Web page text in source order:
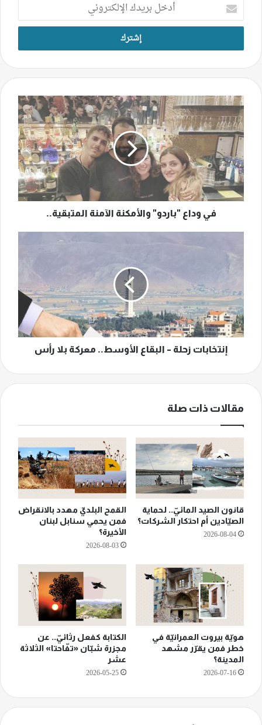
بريدك
الإلكتروني
في
وداع
"باردو"
والأمكنة
الآمنة
المتبقية..
في وداع "باردو" والأمكنة الآمنة المتبقية..
زحلة
البقاع
الأوسط..
معركة
بلا
رأس
إنتخابات زحلة – البقاع الأوسط.. معركة بلا رأس
مقالات ذات صلة
قانون الصيد المائيّ.. لحماية
الصيّادين أم احتكار الشركات؟
2026-08-04
القمح البلديّ مهدد بالانقراض
فمن يحمي سنابل لبنان
الأخيرة؟
2026-08-03
هويّة بيروت العمرانيّة في
خطر فمن يقرّر مشهد
المدينة؟
2026-07-16
الكتابة كفعل رثائيّ.. عن
مجزرة شبّان «تفّاحتا» الثلاثة
عشر
2026-05-25